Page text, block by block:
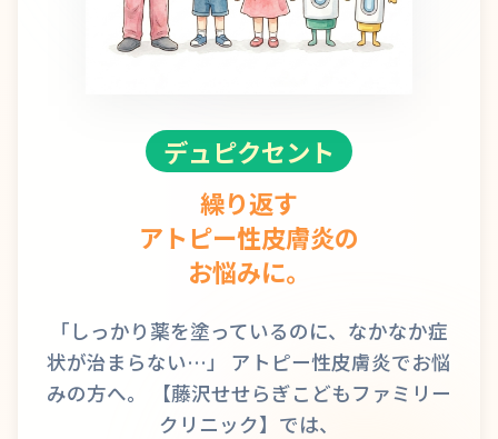
デュピクセント
繰り返す
アトピー性皮膚炎の
お悩みに。
「しっかり薬を塗っているのに、なかなか症
状が治まらない…」
アトピー性皮膚炎でお悩
みの方へ。
【藤沢せせらぎこどもファミリー
クリニック】では、